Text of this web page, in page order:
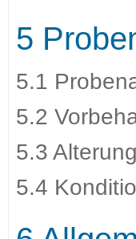
5
5.1
5.2
5.3 Alterung
5.4